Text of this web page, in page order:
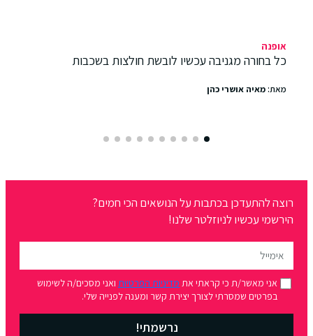
אופנה
כל בחורה מגניבה עכשיו לובשת חולצות בשכבות
מאת:מאיה אושרי כהן
רוצה להתעדכן בכתבות על הנושאים הכי חמים?
הירשמי עכשיו לניוזלטר שלנו!
אני מאשר/ת כי קראתי את מדיניות הפרטיותואני מסכים/ה לשימוש
בפרטים שמסרתי לצורך יצירת קשר ומענה לפנייה שלי.
נרשמתי!